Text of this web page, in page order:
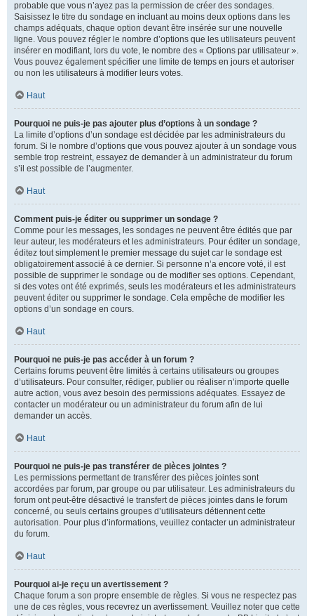
probable que vous n’ayez pas la permission de créer des sondages.
Saisissez le titre du sondage en incluant au moins deux options dans les
champs adéquats, chaque option devant être insérée sur une nouvelle
ligne. Vous pouvez régler le nombre d’options que les utilisateurs peuvent
insérer en modifiant, lors du vote, le nombre des « Options par utilisateur ».
Vous pouvez également spécifier une limite de temps en jours et autoriser
ou non les utilisateurs à modifier leurs votes.
Haut
Pourquoi ne puis-je pas ajouter plus d’options à un sondage ?
La limite d’options d’un sondage est décidée par les administrateurs du
forum. Si le nombre d’options que vous pouvez ajouter à un sondage vous
semble trop restreint, essayez de demander à un administrateur du forum
s’il est possible de l’augmenter.
Haut
Comment puis-je éditer ou supprimer un sondage ?
Comme pour les messages, les sondages ne peuvent être édités que par
leur auteur, les modérateurs et les administrateurs. Pour éditer un sondage,
éditez tout simplement le premier message du sujet car le sondage est
obligatoirement associé à ce dernier. Si personne n’a encore voté, il est
possible de supprimer le sondage ou de modifier ses options. Cependant,
si des votes ont été exprimés, seuls les modérateurs et les administrateurs
peuvent éditer ou supprimer le sondage. Cela empêche de modifier les
options d’un sondage en cours.
Haut
Pourquoi ne puis-je pas accéder à un forum ?
Certains forums peuvent être limités à certains utilisateurs ou groupes
d’utilisateurs. Pour consulter, rédiger, publier ou réaliser n’importe quelle
autre action, vous avez besoin des permissions adéquates. Essayez de
contacter un modérateur ou un administrateur du forum afin de lui
demander un accès.
Haut
Pourquoi ne puis-je pas transférer de pièces jointes ?
Les permissions permettant de transférer des pièces jointes sont
accordées par forum, par groupe ou par utilisateur. Les administrateurs du
forum ont peut-être désactivé le transfert de pièces jointes dans le forum
concerné, ou seuls certains groupes d’utilisateurs détiennent cette
autorisation. Pour plus d’informations, veuillez contacter un administrateur
du forum.
Haut
Pourquoi ai-je reçu un avertissement ?
Chaque forum a son propre ensemble de règles. Si vous ne respectez pas
une de ces règles, vous recevrez un avertissement. Veuillez noter que cette